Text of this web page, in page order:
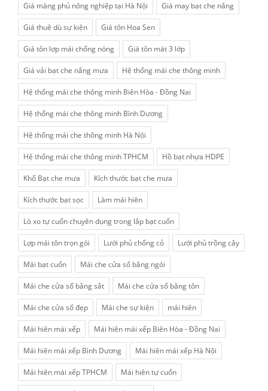
Giá màng phủ nông nghiệp tại Hà Nội Giá may bạt che nắng
Giá thuê dù sự kiện Giá tôn Hoa Sen
Giá tôn lợp mái chống nóng Giá tôn mát 3 lớp
Giá vải bạt che nắng mưa Hệ thống mái che thông minh
Hệ thống mái che thông minh Biên Hòa - Đồng Nai
Hệ thống mái che thông minh Bình Dương
Hệ thống mái che thông minh Hà Nội
Hệ thống mái che thông minh TPHCM Hồ bạt nhựa HDPE
Khổ Bạt che mưa Kích thước bạt che mưa
Kích thước bạt sọc Làm mái hiên
Lò xo tự cuốn chuyên dụng trong lắp bạt cuốn
Lợp mái tôn trọn gói Lưới phủ chống cỏ Lưới phủ trồng cây
Mái bạt cuốn Mái che cửa sổ bằng ngói
Mái che cửa sổ bằng sắt Mái che cửa sổ bằng tôn
Mái che cửa sổ đẹp Mái che sự kiện mái hiên
Mái hiên mái xếp Mái hiên mái xếp Biên Hòa - Đồng Nai
Mái hiên mái xếp Bình Dương Mái hiên mái xếp Hà Nội
Mái hiên mái xếp TPHCM Mái hiên tự cuốn